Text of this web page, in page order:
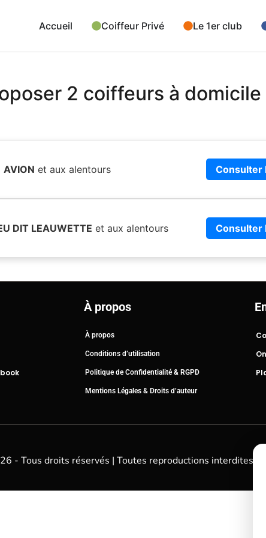
Accueil Coiffeur Privé Le 1er club
2 coiffeurs à
AVION et aux alentours Consulter
DIT LEAUWETTE et aux alentours Consulter
À propos
À propos
Conditions d’utilisation
Politique de Confidentialité & RGPD
Mentions Légales & Droits d’auteur
- Tous droits réservés | Toutes reproductions interdites